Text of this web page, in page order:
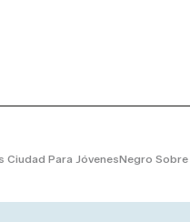
Ciudad Para JóvenesNegro